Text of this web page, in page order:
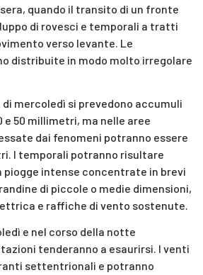
quando il transito di un fronte
di rovesci e temporali a tratti
verso levante. Le
distribuite in modo molto irregolare
mercoledì si prevedono accumuli
50 millimetri, ma nelle aree
dai fenomeni potranno essere
I temporali potranno risultare
intense concentrate in brevi
di piccole o medie dimensioni,
e raffiche di vento sostenute.
e nel corso della notte
tenderanno a esaurirsi. I venti
settentrionali e potranno